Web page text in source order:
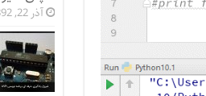
آذر 22, 1392